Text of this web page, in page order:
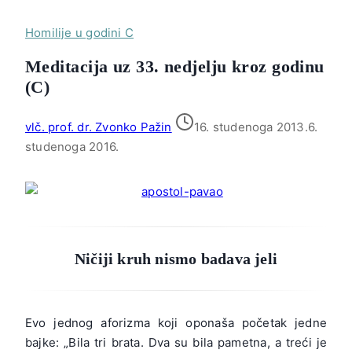
Homilije u godini C
Meditacija uz 33. nedjelju kroz godinu
(C)
vlč. prof. dr. Zvonko Pažin 16. studenoga 2013.6.
studenoga 2016.
Ničiji kruh nismo badava jeli
Evo jednog aforizma koji oponaša početak jedne
bajke: „Bila tri brata. Dva su bila pametna, a treći je